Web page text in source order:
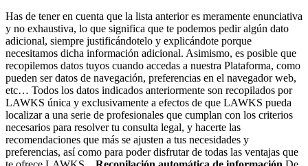
Has de tener en cuenta que la lista anterior es meramente enunciativa
y no exhaustiva, lo que significa que te podemos pedir algún dato
adicional, siempre justificándotelo y explicándote porque
necesitamos dicha información adicional. Asimismo, es posible que
recopilemos datos tuyos cuando accedas a nuestra Plataforma, como
pueden ser datos de navegación, preferencias en el navegador web,
etc… Todos los datos indicados anteriormente son recopilados por
LAWKS única y exclusivamente a efectos de que LAWKS pueda
localizar a una serie de profesionales que cumplan con los criterios
necesarios para resolver tu consulta legal, y hacerte las
recomendaciones que más se ajusten a tus necesidades y
preferencias, así como para poder disfrutar de todas las ventajas que